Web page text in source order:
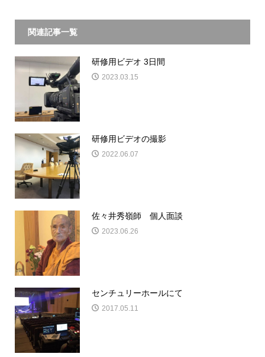
関連記事一覧
研修用ビデオ 3日間
2023.03.15
研修用ビデオの撮影
2022.06.07
佐々井秀嶺師 個人面談
2023.06.26
センチュリーホールにて
2017.05.11